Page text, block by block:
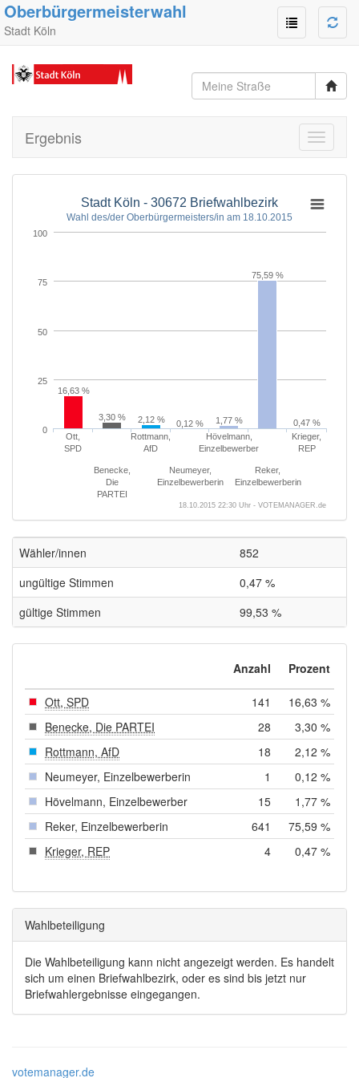
Oberbürgermeisterwahl
Stadt Köln
Toggle
Ergebnis
Stadt Köln - 30672 Briefwahlbezirk
Wahl des/der Oberbürgermeisters/in am 18.10.2015
16,63 %
3,30 % 2,12 % 0,12 % 1,77 %
75,59 %
0,47 %
Ott,
SPD
Benecke,
Die
PARTEI
Rottmann,
AfD
Neumeyer,
Einzelbewerberin
Hövelmann,
Einzelbewerber
Reker,
Einzelbewerberin
Krieger,
REP
0
25
50
75
100
18.10.2015 22:30 Uhr - VOTEMANAGER.de
Wähler/innen
852
ungültige Stimmen
0,47 %
gültige Stimmen
99,53 %
Anzahl Prozent
Ott, SPD 141
16,63 %
Benecke, Die PARTEI
28
3,30 %
Rottmann, AfD
18
2,12 %
Neumeyer, Einzelbewerberin
1
0,12 %
Hövelmann, Einzelbewerber
15
1,77 %
Reker, Einzelbewerberin
641
75,59 %
Krieger, REP
4 0,47 %
Wahlbeteiligung
Die Wahlbeteiligung kann nicht angezeigt werden. Es handelt
sich um einen Briefwahlbezirk, oder es sind bis jetzt nur
Briefwahlergebnisse eingegangen.
votemanager.de